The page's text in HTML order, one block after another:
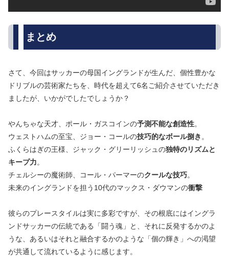
まとめ
さて、今回はサッカーの母国イングランドが生んだ、個性豊かな
ドリブルの芸術家たちを、時代を超えて6名ご紹介させていただき
ましたが、いかがでしたでしょうか？
やんちゃな天才、ポール・ガスコインの予測不能な創造性。
ウェストハムの至宝、ジョー・コールの技巧的なボール捌き 。
ふくらはぎの王様、ジャック・グリーリッシュの独特のリズムと
キープ力。
チェルシーの魔術師、コール・パーマーのクールな技巧。
未来のイングランドを担う10代のマックス・ダウマンの衝撃
彼らのプレースタイルは実に多彩ですが、その根底にはイングラ
ンドサッカーの伝統である「闘う魂」と、それに反発するかのよ
うな、あるいはそれと融合するかのような「個の輝き」への渇望
が共通して流れているように感じます。